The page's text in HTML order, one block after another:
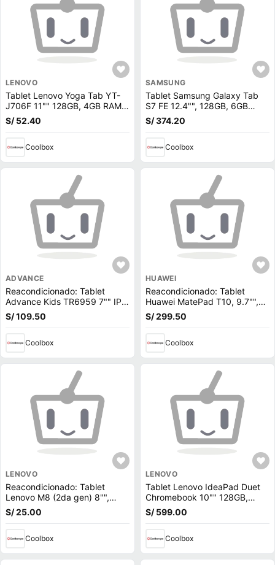
LENOVO
Tablet Lenovo Yoga Tab YT-
J706F 11"" 128GB, 4GB RAM,
cámara principal 8MP y frontal
8MP (reempacado)
S/ 52.40
Coolbox
SAMSUNG
Tablet Samsung Galaxy Tab
S7 FE 12.4"", 128GB, 6GB
RAM, cámara principal 8MP y
frontal 5MP, Qualcomm
negro (reempacado)
S/ 374.20
Coolbox
ADVANCE
Reacondicionado: Tablet
Advance Kids TR6959 7"" IPS,
32GB, 2GB RAM, cámara
principal 2MP + Cover Dino
S/ 109.50
Coolbox
HUAWEI
Reacondicionado: Tablet
Huawei MatePad T10, 9.7"",
32GB, 2GB RAM, cámara
principal 5MP y frontal 2MP,
10.1, azul profundo
S/ 299.50
Coolbox
LENOVO
Reacondicionado: Tablet
Lenovo M8 (2da gen) 8"",
32GB, 3GB RAM, cámara
principal 5MP y frontal 2MP,
S/ 25.00
Coolbox
LENOVO
Tablet Lenovo IdeaPad Duet
Chromebook 10"" 128GB,
4GB, 8-Core, cámara principal
8MP y frontal 2MP, gris
S/ 599.00
Coolbox